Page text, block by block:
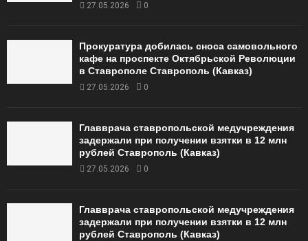
27.05.2026 0
Прокуратура добилась сноса самовольного
кафе на проспекте Октябрьской Революции
в Ставрополе Ставрополь (Кавказ)
27.05.2026 0
Главврача ставропольской медучреждения
задержали при получении взятки в 12 млн
рублей Ставрополь (Кавказ)
27.05.2026 0
Главврача ставропольской медучреждения
задержали при получении взятки в 12 млн
рублей Ставрополь (Кавказ)